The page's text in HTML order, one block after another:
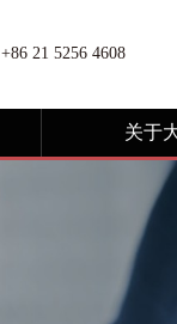
+86 21 5256 4608
关于